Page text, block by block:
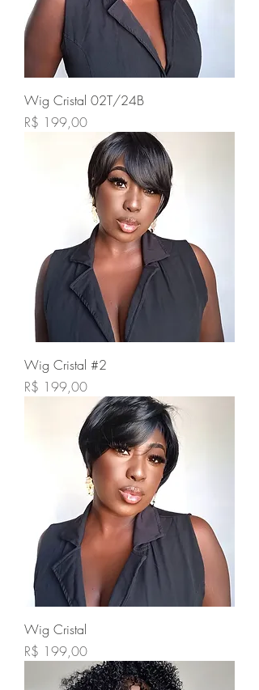
Wig Cristal 02T/24B
Preço
R$ 199,00
Wig Cristal #2
Preço
R$ 199,00
Wig Cristal
Preço
R$ 199,00